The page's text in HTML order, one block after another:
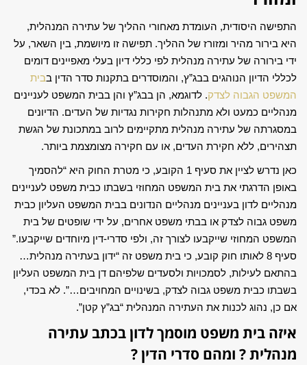
התפישה היסודית, העומדת מאחורי ההליך של עתירה המנהלית,
היא בירור מהיר ומזורז של ההליך. תפישה זו מיושמת, בין השאר, על
ידי בירורה של עתירה מנהלית לפי כללי דיון בעלי מאפיינים דומים
לכללי הדיון הנוהגים בבג”ץ, והמוסדרים בתקנות סדר הדין בבית
המשפט הגבוה לצדק. לדוגמא, הן בבג”ץ והן בבית המשפט לעניינים
מנהליים כמעט ולא מתנהלות חקירות נגדיות של העדים. הדיונים
במסגרתה של עתירה מנהלית מתקיימים לרוב במתכונת של הגשת
תצהירים, ללא חקירת העדים, או עם חקירה מצומצמת ביותר.
כאן נדרש לציין את סעיף 1 הקובע, כי מטרת החוק היא “להסמיך
באופן הדרגתי את בית המשפט המחוזי בשבתו כבית משפט לעניינים
מנהליים לדון בעניינים מנהליים הנדונים בבית המשפט העליון כבית
משפט גבוה לצדק או בבתי משפט אחרים, על ידי שופטים של בית
המשפט המחוזי שייקבעו לצורך זה, ולפי סדרי-דין מיוחדים שייקבעו.”
סעיף 8 לאותו חוק קובע, כי בית משפט זה “ידון בעתירה מנהלית…
בהתאם לעילות, לסמכויות ולסעדים שלפיהם דן בית המשפט העליון
בשבתו כבית משפט גבוה לצדק, בשינויים המחויבים…”. לא בכדי,
אם כן, נהוג לכנות את העתירה המנהלית “בג”ץ קטן”.
איזה בית משפט מוסמך לדון בכתב עתירה
מנהלית ? ומהם סדרי הדין ?